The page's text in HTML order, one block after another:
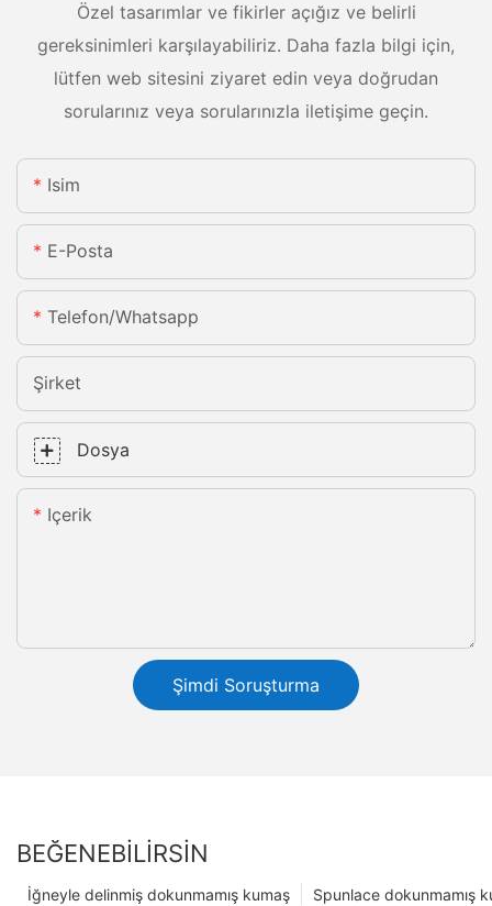
Özel tasarımlar ve fikirler açığız ve belirli
gereksinimleri karşılayabiliriz. Daha fazla bilgi için,
lütfen web sitesini ziyaret edin veya doğrudan
sorularınız veya sorularınızla iletişime geçin.
Isim
E-Posta
Telefon/whatsapp
Şirket
Dosya
Içerik
Şimdi Soruşturma
BEĞENEBILIRSIN
Spunlace dokunmamış
İğneyle delinmiş dokunmamış kumaş